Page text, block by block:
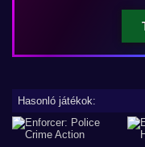
Hasonló játékok: